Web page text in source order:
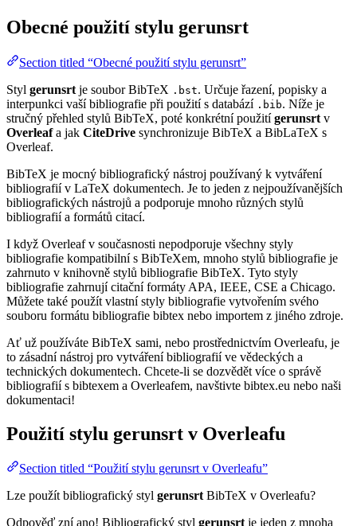
Obecné použití stylu gerunsrt
Section titled “Obecné použití stylu gerunsrt”
Styl gerunsrt je soubor BibTeX .bst. Určuje řazení, popisky a
interpunkci vaší bibliografie při použití s databází .bib. Níže je
stručný přehled stylů BibTeX, poté konkrétní použitígerunsrt v
Overleafa jak CiteDrive synchronizuje BibTeX a BibLaTeX s
Overleaf.
BibTeX je mocný bibliografický nástroj používaný k vytváření
bibliografií v LaTeX dokumentech. Je to jeden z nejpoužívanějších
bibliografických nástrojů a podporuje mnoho různých stylů
bibliografií a formátů citací.
I když Overleaf v současnosti nepodporuje všechny styly
bibliografie kompatibilní s BibTeXem, mnoho stylů bibliografie je
zahrnuto v knihovně stylů bibliografie BibTeX. Tyto styly
bibliografie zahrnují citační formáty APA, IEEE, CSE a Chicago.
Můžete také použít vlastní styly bibliografie vytvořením svého
souboru formátu bibliografie bibtex nebo importem z jiného zdroje.
Ať už používáte BibTeX sami, nebo prostřednictvím Overleafu, je
to zásadní nástroj pro vytváření bibliografií ve vědeckých a
technických dokumentech. Chcete-li se dozvědět více o správě
bibliografií s bibtexem a Overleafem, navštivte bibtex.eu nebo naši
dokumentaci!
Použití stylu gerunsrt v Overleafu
Section titled “Použití stylu gerunsrt v Overleafu”
Lze použít bibliografický styl gerunsrtBibTeX v Overleafu?
Odpověď zní ano! Bibliografický styl gerunsrtje jeden z mnoha